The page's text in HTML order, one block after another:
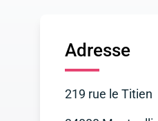
Adresse
219 rue le Titien